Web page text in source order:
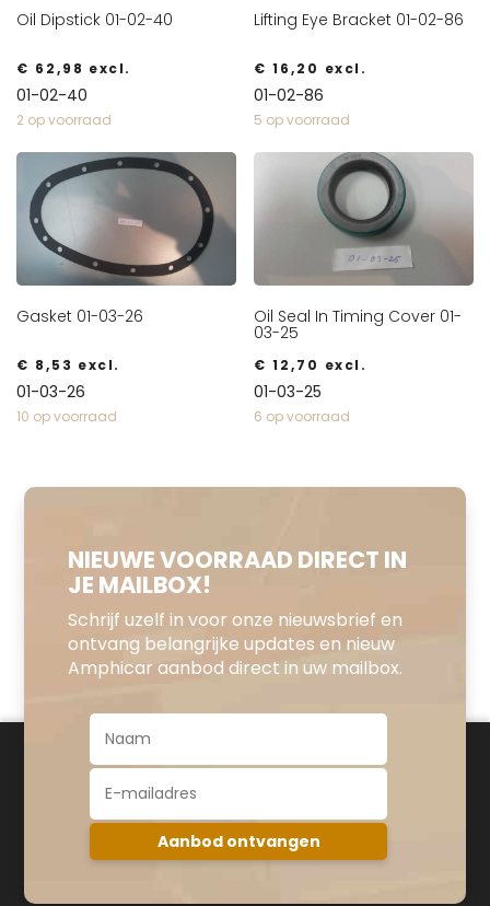
Oil Dipstick 01-02-40
€ 62,98 excl.
01-02-40
2 op voorraad
Lifting Eye Bracket 01-02-86
€ 16,20 excl.
01-02-86
5 op voorraad
Gasket 01-03-26
€ 8,53 excl.
01-03-26
10 op voorraad
Oil Seal In Timing Cover 01-
03-25
€ 12,70 excl.
01-03-25
6 op voorraad
NIEUWE VOORRAAD DIRECT IN
JE MAILBOX!
Schrijf uzelf in voor onze nieuwsbrief en
ontvang belangrijke updates en nieuw
Amphicar aanbod direct in uw mailbox.